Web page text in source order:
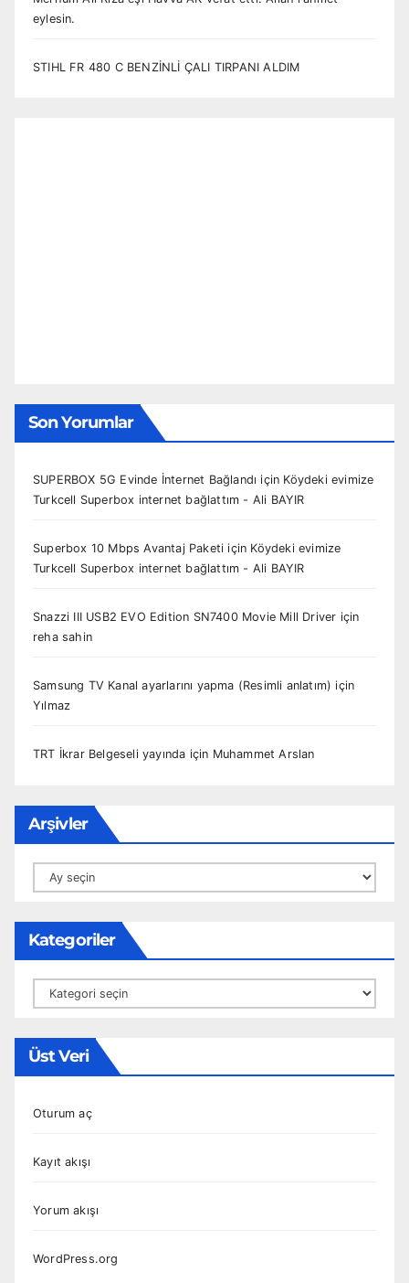
eylesin.
STIHL FR 480 C BENZİNLİ ÇALI TIRPANI ALDIM
Son Yorumlar
SUPERBOX 5G Evinde İnternet Bağlandı için Köydeki evimize
Turkcell Superbox internet bağlattım - Ali BAYIR
Superbox 10 Mbps Avantaj Paketi için Köydeki evimize
Turkcell Superbox internet bağlattım - Ali BAYIR
Snazzi III USB2 EVO Edition SN7400 Movie Mill Driver için
reha sahin
Samsung TV Kanal ayarlarını yapma (Resimli anlatım) için
Yılmaz
TRT İkrar Belgeseli yayında için Muhammet Arslan
Arşivler
Arşivler
Kategoriler
Kategoriler
Üst Veri
Oturum aç
Kayıt akışı
Yorum akışı
WordPress.org